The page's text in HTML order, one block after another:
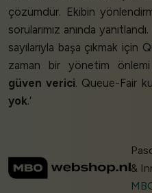
çözümdür. Ekibin
sorularımız anında
sayılarıyla başa çıkmak için
zaman bir yönetim önlemi
güven verici. Queue-Fair
yok.’
&